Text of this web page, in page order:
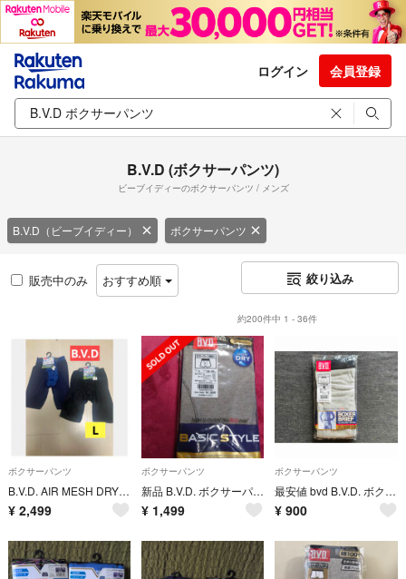
ログイン 会員登録
B.V.D (ボクサーパンツ)
ビーブイディーのボクサーパンツ / メンズ
B.V.D（ビーブイディー） ボクサーパンツ
販売中のみ おすすめ順 絞り込み
約200件中 1 - 36件
ボクサーパンツ
B.V.D. AIR MESH DRY+ ロングボクサー L サイズ2枚メッシュ
¥ 2,499
ボクサーパンツ
新品 B.V.D. ボクサーパンツ Lサイズ 速乾性 2枚入り
¥ 1,499
ボクサーパンツ
最安値 bvd B.V.D. ボクサーパンツ ボクサーブリーフ グレー
¥ 900